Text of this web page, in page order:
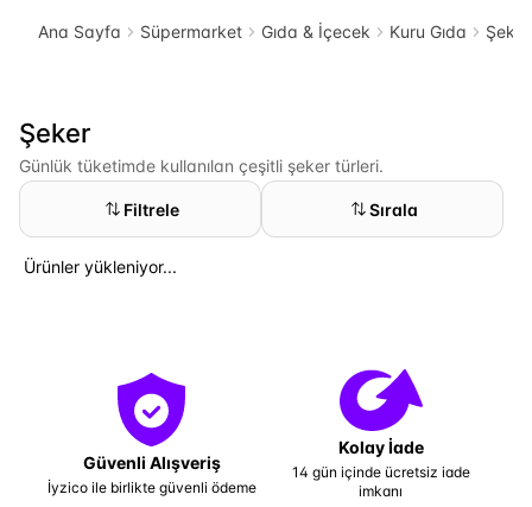
Ana Sayfa Süpermarket Gıda & İçecek Kuru Gıda Şeker
Şeker
Günlük tüketimde kullanılan çeşitli şeker türleri.
Filtrele Sırala
Ürünler yükleniyor...
Güvenli Alışveriş
İyzico ile birlikte güvenli ödeme
Kolay İade
14 gün içinde ücretsiz iade
imkanı